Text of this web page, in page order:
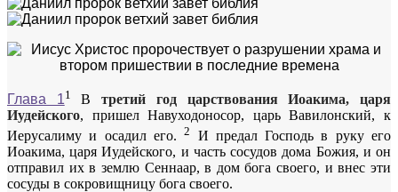
Глава 11 Втретий год царствования Иоакима, царя
Иудейского, пришел Навуходоносор, царь Вавилонский, к
Иерусалиму и осадил его.2
И предал Господь в руку его
Иоакима, царя Иудейского, и часть сосудов дома Божия, и он
отправил их в землю Сеннаар, в дом бога своего, и внес эти
сосуды в сокровищницу бога своего.